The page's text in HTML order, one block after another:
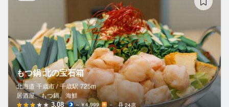
もつ鍋 北の宝石箱
北海道 千歳市 / 千歳駅 725m
居酒屋、もつ鍋、海鮮
3.08 ～￥4,999 － 24席